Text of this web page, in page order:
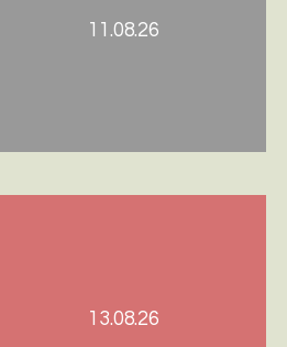
11.08.26
13.08.26